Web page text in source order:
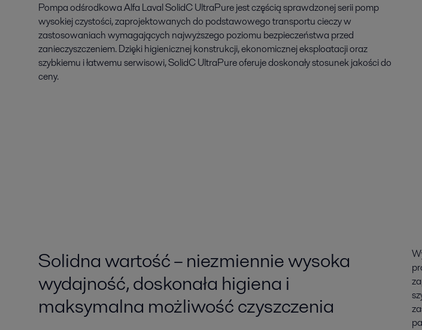
Pompa odśrodkowa Alfa Laval SolidC UltraPure jest częścią sprawdzonej serii pomp
wysokiej czystości, zaprojektowanych do podstawowego transportu cieczy w
zastosowaniach wymagających najwyższego poziomu bezpieczeństwa przed
zanieczyszczeniem. Dzięki higienicznej konstrukcji, ekonomicznej eksploatacji oraz
szybkiemu i łatwemu serwisowi, SolidC UltraPure oferuje doskonały stosunek jakości do
ceny.
Solidna wartość – niezmiennie wysoka
wydajność, doskonała higiena i
maksymalna możliwość czyszczenia